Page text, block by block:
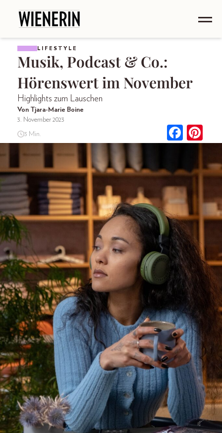
LIFESTYLE
Musik, Podcast & Co.:
Hörenswert im November
Highlights zum Lauschen
Von Tjara-Marie Boine
3. November 2023
3 Min.